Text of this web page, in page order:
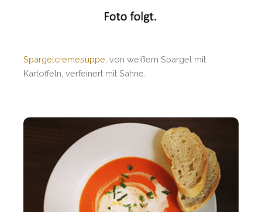
Spargelcremesuppe , von weißem Spargel mit
Kartoffeln, verfeinert mit Sahne.